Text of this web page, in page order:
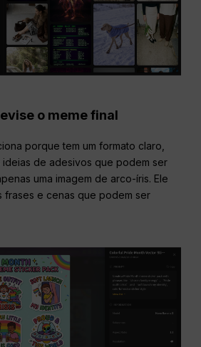
o meme final
porque tem um formato claro,
de adesivos que podem ser
uma imagem de arco-íris. Ele
frases e cenas que podem ser